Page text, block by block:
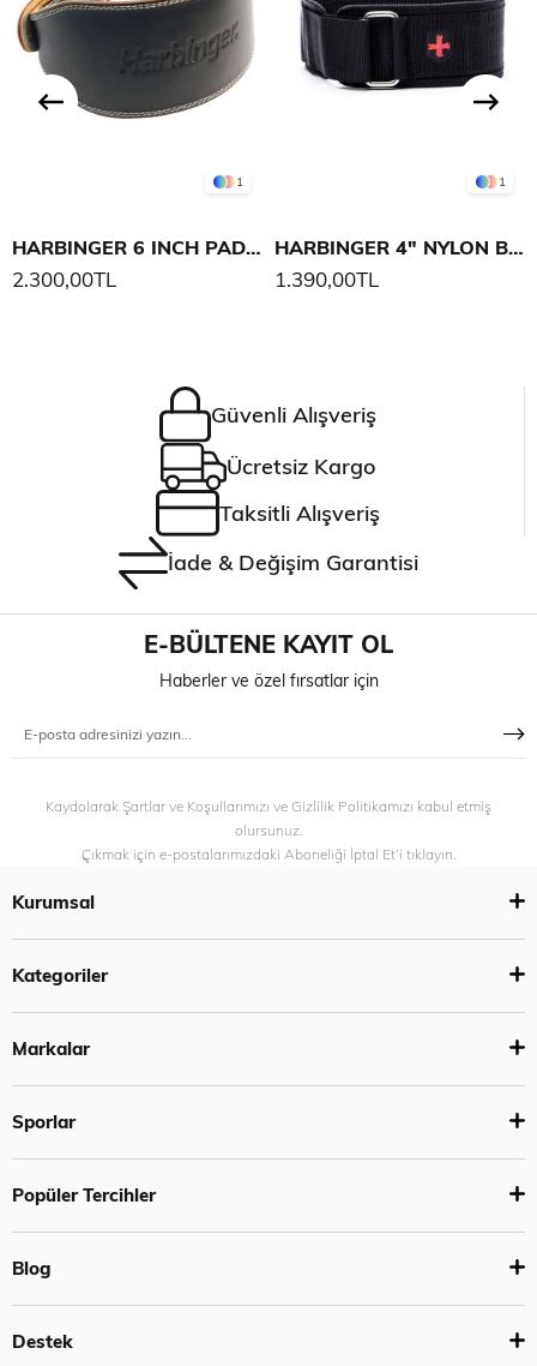
1
HARBINGER 6 INCH PADDED LEATHER BELT KEMER-S
2.300,00TL
1
HARBINGER 4" NYLON BELT KEMER-XL
1.390,00TL
Güvenli Alışveriş
Ücretsiz Kargo
Taksitli Alışveriş
İade & Değişim Garantisi
E-BÜLTENE KAYIT OL
Haberler ve özel fırsatlar için
Kaydolarak Şartlar ve Koşullarımızı ve Gizlilik Politikamızı kabul etmiş
olursunuz.
Çıkmak için e-postalarımızdaki Aboneliği İptal Et’i tıklayın.
Kurumsal
Kategoriler
Markalar
Sporlar
Popüler Tercihler
Blog
Destek